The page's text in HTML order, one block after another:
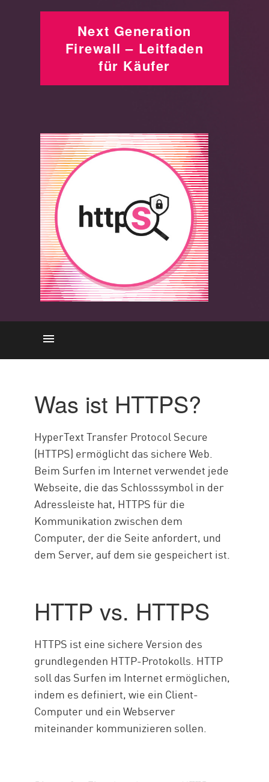
Next Generation
Firewall – Leitfaden
für Käufer
Funktionalität
SSL/TLS
SCHWACHSTELLEN
Inspektion
Vorteile
Leistung
Lösung
Ressourcen
Was ist HTTPS?
HyperText Transfer Protocol Secure
(HTTPS) ermöglicht das sichere Web.
Beim Surfen im Internet verwendet jede
Webseite, die das Schlosssymbol in der
Adressleiste hat, HTTPS für die
Kommunikation zwischen dem
Computer, der die Seite anfordert, und
dem Server, auf dem sie gespeichert ist.
HTTP vs. HTTPS
HTTPS ist eine sichere Version des
grundlegenden HTTP-Protokolls. HTTP
soll das Surfen im Internet ermöglichen,
indem es definiert, wie ein Client-
Computer und ein Webserver
miteinander kommunizieren sollen.